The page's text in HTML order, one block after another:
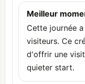
Meilleur
Cette journée
visiteurs. Ce
d'offrir une
quieter start.